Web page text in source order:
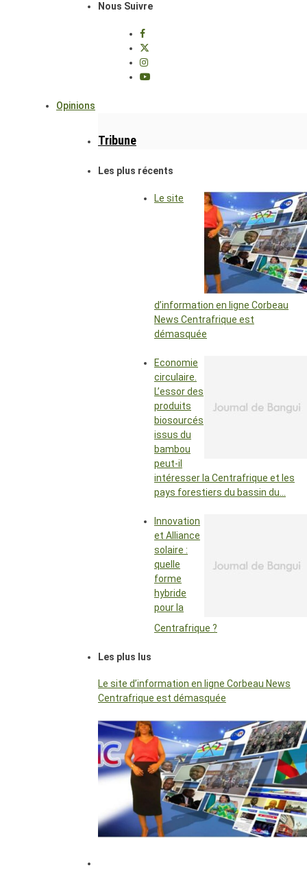
Nous Suivre
Opinions
Tribune
Les plus récents
Le site
d’information en ligne Corbeau
News Centrafrique est
démasquée
Economie
circulaire.
L’essor des
produits
biosourcés
issus du
bambou
peut-il
intéresser la Centrafrique et les
pays forestiers du bassin du…
Innovation
et Alliance
solaire :
quelle
forme
hybride
pour la
Centrafrique ?
Les plus lus
Le site d’information en ligne Corbeau News
Centrafrique est démasquée